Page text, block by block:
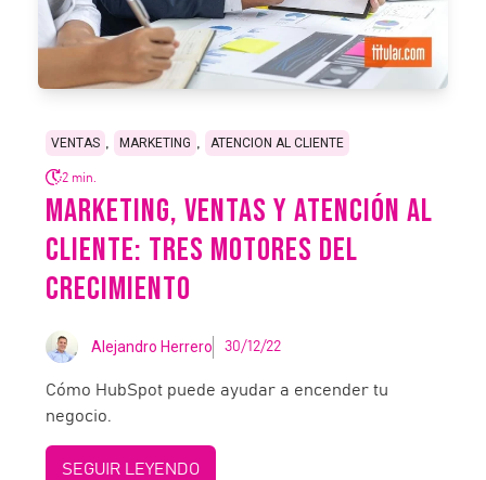
VENTAS , MARKETING , ATENCION AL CLIENTE
2 min.
MARKETING, VENTAS Y ATENCIÓN AL
CLIENTE: TRES MOTORES DEL
CRECIMIENTO
Alejandro Herrero 30/12/22
Cómo HubSpot puede ayudar a encender tu
negocio.
SEGUIR LEYENDO